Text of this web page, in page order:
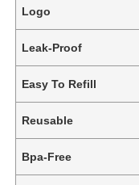
Logo
Leak-Proof
Easy To Refill
Reusable
Bpa-Free